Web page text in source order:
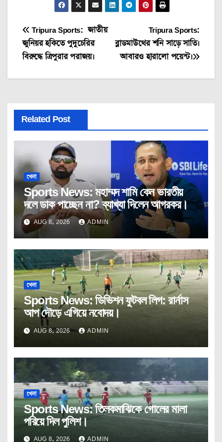
Post
navigation
Tripura Sports:
ব্লাডমাউথের শনি সাড়ে সাতি।
আবারও হারালো পয়েন্ট।
Tripura Sports: জাতীয়
জুনিয়র হকিতে পুদুচেরির
বিরুদ্ধে ত্রিপুরার পরাজয়।
Related Post
খেলা
Sports News: মহাম্মদ শামি কেন ভারতীয়
দলে ডাক পাচ্ছেন না? ব্যাখ্যা দিলেন আগরকর।
AUG 8, 2026 ADMIN
খেলা
Sports News: ডিভিশন ফুটবল লিগ: রার্নাস
আপ দৌড়ে এগিয়ে নবোদয়।
AUG 8, 2026 ADMIN
খেলা
Sports News: তিলকমাঝিকে গোলের মালা
পরিয়ে দিল পুলিশ।
AUG 8, 2026 ADMIN